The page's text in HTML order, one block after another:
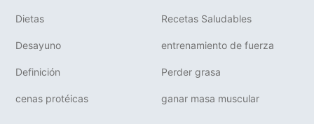
Dietas Recetas Saludables
Desayuno entrenamiento de fuerza
Definición Perder grasa
cenas protéicas ganar masa muscular